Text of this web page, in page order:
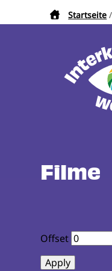
Startseite
Filme
Offset